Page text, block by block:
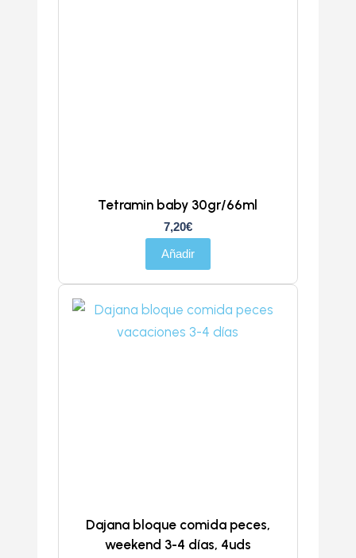
Tetramin baby 30gr/66ml
7,20€
Añadir
Dajana bloque comida peces,
weekend 3-4 días, 4uds